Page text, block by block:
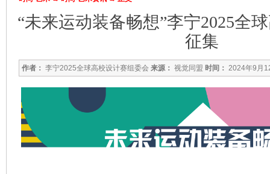
“未来运动装备畅想”李宁2025全
征集
作者： 李宁2025全球高校设计赛组委会 来源： 视觉同盟 时间： 2024年9月